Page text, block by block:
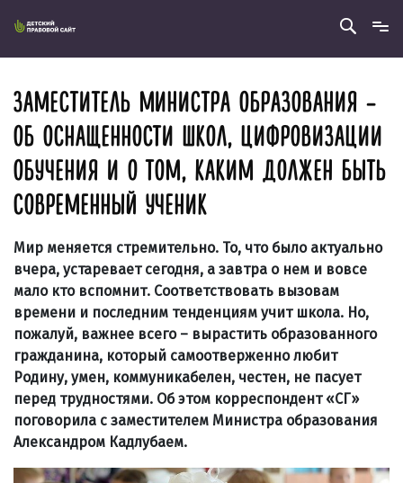
ЗАМЕСТИТЕЛЬ МИНИСТРА ОБРАЗОВАНИЯ –
ОБ ОСНАЩЕННОСТИ ШКОЛ, ЦИФРОВИЗАЦИИ
ОБУЧЕНИЯ И О ТОМ, КАКИМ ДОЛЖЕН БЫТЬ
СОВРЕМЕННЫЙ УЧЕНИК
Мир меняется стремительно. То, что было актуально
вчера, устаревает сегодня, а завтра о нем и вовсе
мало кто вспомнит. Соответствовать вызовам
времени и последним тенденциям учит школа. Но,
пожалуй, важнее всего – вырастить образованного
гражданина, который самоотверженно любит
Родину, умен, коммуникабелен, честен, не пасует
перед трудностями. Об этом корреспондент «СГ»
поговорила с заместителем Министра образования
Александром Кадлубаем.